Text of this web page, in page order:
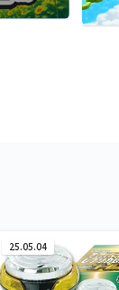
25.05.04